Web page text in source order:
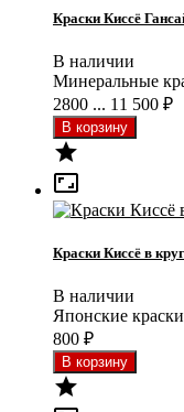
Краски Киссё
В наличии
Минеральные
2800 ... 11 500 ₽


Краски Киссё в
В наличии
Японские
800 ₽
